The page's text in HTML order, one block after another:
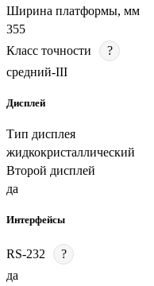
Ширина платформы, мм
355
Класс точности
?
средний-III
Дисплей
Тип дисплея
жидкокристаллический
Второй дисплей
да
Интерфейсы
RS-232
?
да